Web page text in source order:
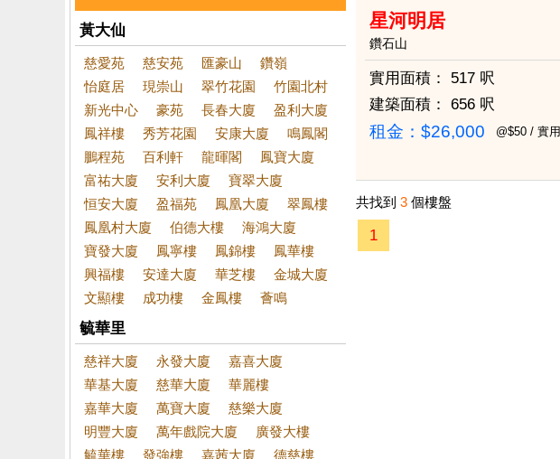
黃大仙
慈愛苑 慈安苑 匯豪山
鑽嶺
怡庭居
現崇山 翠竹花園
竹園北村
新光中心
豪苑 長春大廈
盈利大廈
鳳祥樓
秀芳花園 安康大廈
鳴鳳閣
鵬程苑
百利軒 龍暉閣
鳳寶大廈
富祐大廈
安利大廈
寶翠大廈
恒安大廈
盈福苑 鳳凰大廈
翠鳳樓
鳳凰村大廈
伯德大樓
海鴻大廈
寶發大廈
鳳寧樓 鳳錦樓
鳳華樓
興福樓
安達大廈 華芝樓
金城大廈
文顯樓
成功樓 金鳳樓 薈鳴
毓華里
慈祥大廈 永發大廈
嘉喜大廈
華基大廈
慈華大廈
華麗樓
嘉華大廈
萬寶大廈
慈樂大廈
明豐大廈
萬年戲院大廈
廣發大樓
毓華樓
發強樓 嘉茜大廈
德慈樓
星河明居
鑽石山
實用面積：
517 呎
建築面積：
656 呎
租金：$26,000 @$50 / 實用
共找到 3 個樓盤
1